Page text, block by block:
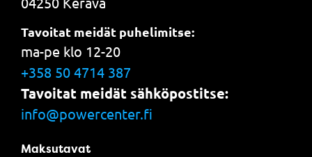
Tavoitat meidät puhelimitse:
ma-pe klo 12-20
+358 50 4714 387
Tavoitat meidät sähköpostitse:
info@powercenter.fi
Maksutavat